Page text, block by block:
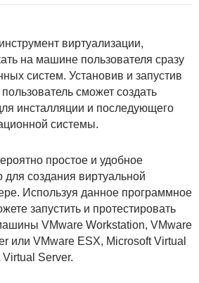
виртуализации,
на машине пользователя сразу
систем. Установив и запустив
сможет создать
инсталляции и последующего
системы.
простое и удобное
для создания виртуальной
Используя данное программное
запустить и протестировать
VMware Workstation, VMware
или VMware ESX, Microsoft Virtual
Server.